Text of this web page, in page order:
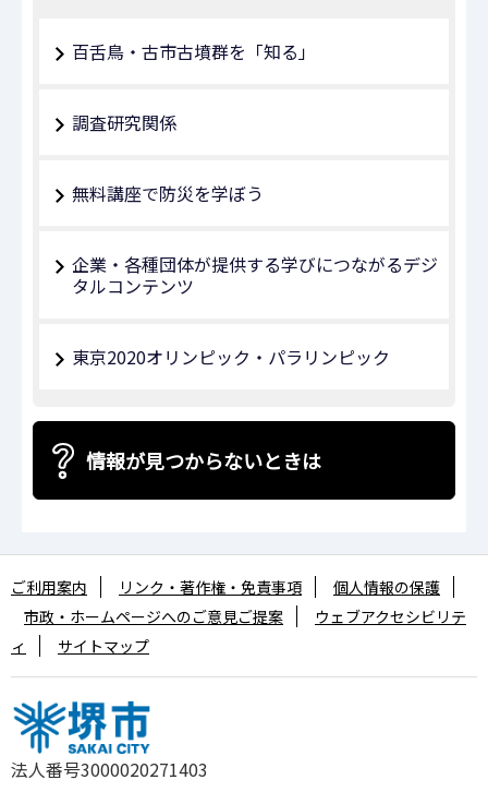
百舌鳥・古市古墳群を「知る」
調査研究関係
無料講座で防災を学ぼう
企業・各種団体が提供する学びにつながるデジ
タルコンテンツ
東京2020オリンピック・パラリンピック
情報が見つからないときは
法人番号3000020271403
ご利用案内 リンク・著作権・免責事項
個人情報の保護
市政・ホームページへのご意見ご提案
ウェブアクセシビリテ
ィ
サイトマップ